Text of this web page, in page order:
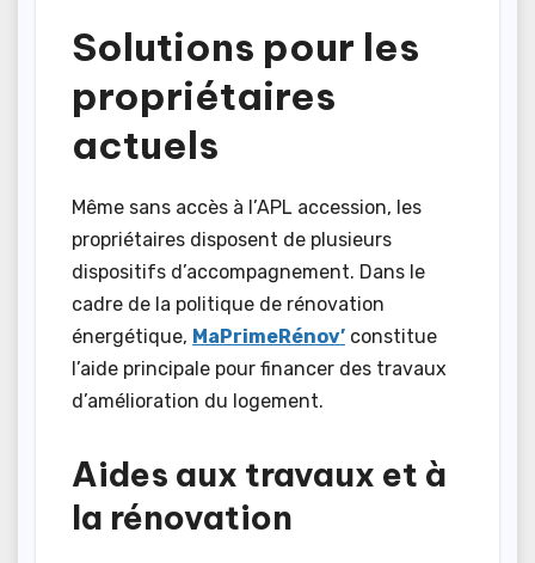
Solutions pour les
propriétaires
actuels
Même sans accès à l’APL accession, les
propriétaires disposent de plusieurs
dispositifs d’accompagnement. Dans le
cadre de la politique de rénovation
énergétique, MaPrimeRénov’ constitue
l’aide principale pour financer des travaux
d’amélioration du logement.
Aides aux travaux et à
la rénovation